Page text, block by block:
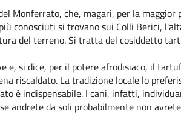
Monferrato, che, magari, per la
conosciuti si trovano sui Colli Berici,
del terreno. Si tratta del cosiddetto
e, si dice, per il potere afrodisiaco, il
riscaldato. La tradizione locale lo
è indispensabile. I cani, infatti,
andrete da soli probabilmente non